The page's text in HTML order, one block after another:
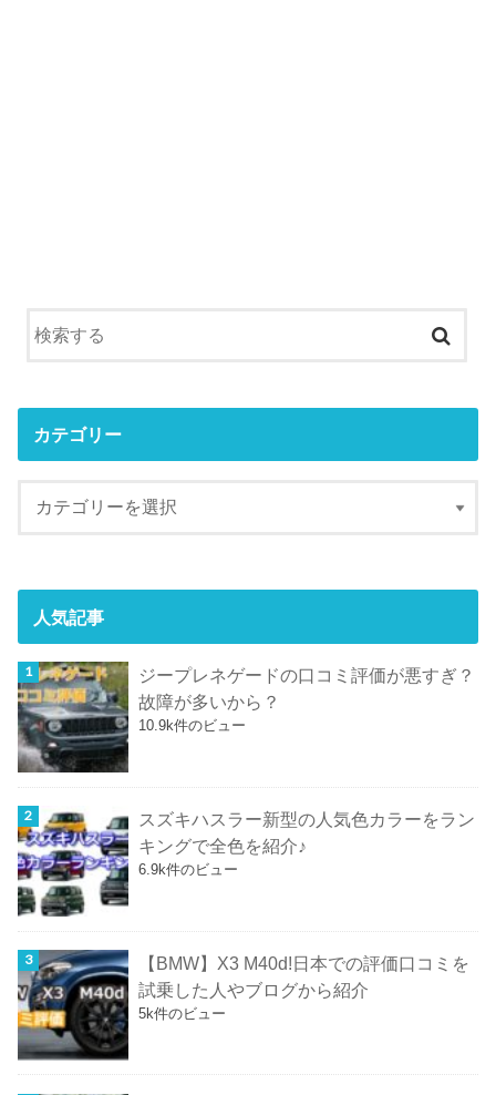
カテゴリー
人気記事
ジープレネゲードの口コミ評価が悪すぎ？
故障が多いから？
10.9k件のビュー
スズキハスラー新型の人気色カラーをラン
キングで全色を紹介♪
6.9k件のビュー
【BMW】X3 M40d!日本での評価口コミを
試乗した人やブログから紹介
5k件のビュー